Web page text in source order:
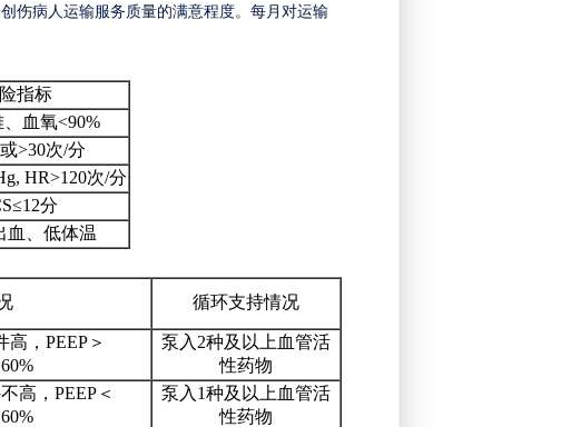
伤病人运输服务质量的满意程度。每月对运输
指标
、血氧<90%
>30次/分
HR>120次/分
分
血、低体温
循环支持情况
高， PEEP＞
泵入 2种及以上血管活
性药物
高， PEEP＜
泵入 1种及以上血管活
性药物